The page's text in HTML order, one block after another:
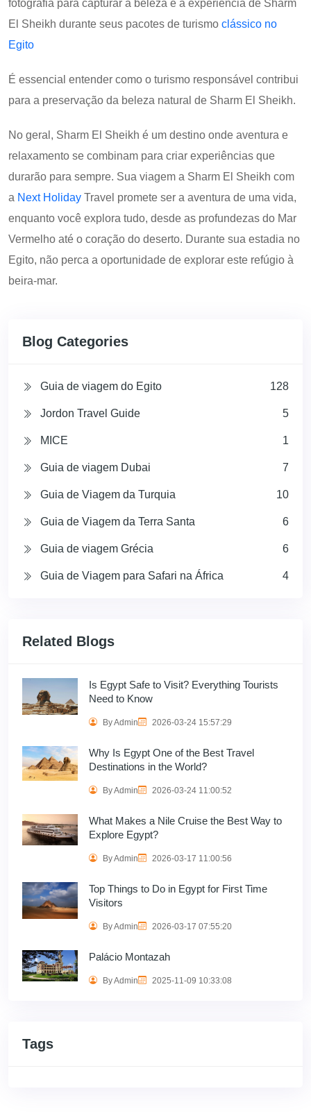
fotografia para capturar a beleza e a experiência de Sharm
El Sheikh durante seus pacotes de turismo clássico no
Egito
É essencial entender como o turismo responsável contribui
para a preservação da beleza natural de Sharm El Sheikh.
No geral, Sharm El Sheikh é um destino onde aventura e
relaxamento se combinam para criar experiências que
durarão para sempre. Sua viagem a Sharm El Sheikh com
a Next Holiday Travel promete ser a aventura de uma vida,
enquanto você explora tudo, desde as profundezas do Mar
Vermelho até o coração do deserto. Durante sua estadia no
Egito, não perca a oportunidade de explorar este refúgio à
beira-mar.
Blog Categories
Guia de viagem do Egito 128
Jordon Travel Guide 5
MICE 1
Guia de viagem Dubai 7
Guia de Viagem da Turquia 10
Guia de Viagem da Terra Santa 6
Guia de viagem Grécia 6
Guia de Viagem para Safari na África 4
Related Blogs
Is Egypt Safe to Visit? Everything Tourists
Need to Know
By Admin 2026-03-24 15:57:29
Why Is Egypt One of the Best Travel
Destinations in the World?
By Admin 2026-03-24 11:00:52
What Makes a Nile Cruise the Best Way to
Explore Egypt?
By Admin 2026-03-17 11:00:56
Top Things to Do in Egypt for First Time
Visitors
By Admin 2026-03-17 07:55:20
Palácio Montazah
By Admin 2025-11-09 10:33:08
Tags